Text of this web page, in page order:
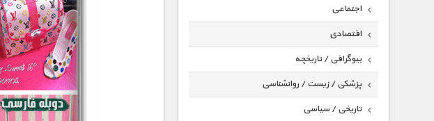
اجتماعی
اقتصادی
بیوگرافی / تاریخچه
پزشکی / زیست / روانشناسی
تاریخی / سیاسی